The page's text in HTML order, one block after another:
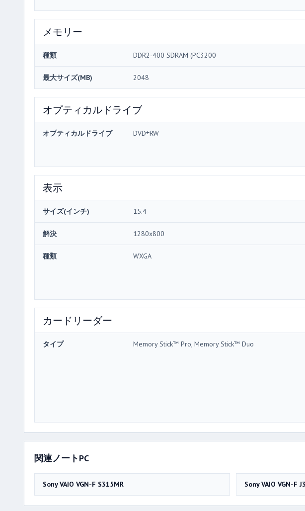
メモリー
種類 DDR2-400 SDRAM (PC3200
最大サイズ(MB) 2048
オプティカルドライブ
オプティカルドライブ DVD±RW
表示
サイズ(インチ) 15.4
解決 1280x800
種類 WXGA
カードリーダー
タイプ Memory Stick™ Pro, Memory Stick™ Duo
関連ノートPC
Sony VAIO VGN-F S315MR Sony VAIO VGN-F